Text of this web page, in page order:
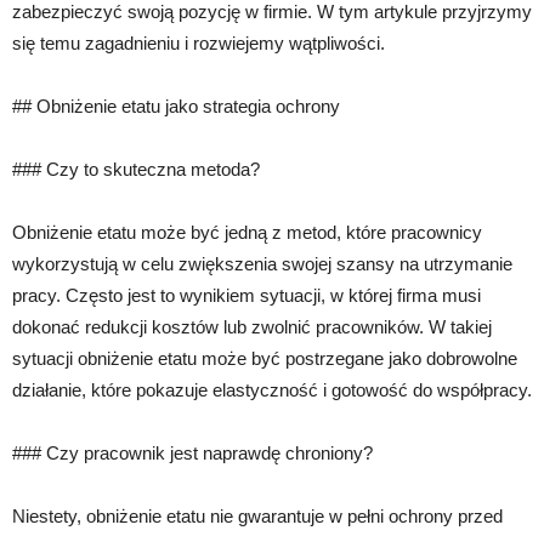
zabezpieczyć swoją pozycję w firmie. W tym artykule przyjrzymy
się temu zagadnieniu i rozwiejemy wątpliwości.
## Obniżenie etatu jako strategia ochrony
### Czy to skuteczna metoda?
Obniżenie etatu może być jedną z metod, które pracownicy
wykorzystują w celu zwiększenia swojej szansy na utrzymanie
pracy. Często jest to wynikiem sytuacji, w której firma musi
dokonać redukcji kosztów lub zwolnić pracowników. W takiej
sytuacji obniżenie etatu może być postrzegane jako dobrowolne
działanie, które pokazuje elastyczność i gotowość do współpracy.
### Czy pracownik jest naprawdę chroniony?
Niestety, obniżenie etatu nie gwarantuje w pełni ochrony przed